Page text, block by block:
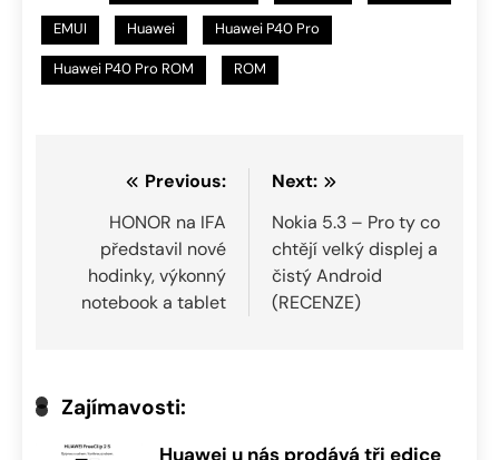
EMUI Huawei Huawei P40 Pro
Huawei P40 Pro ROM ROM
Navigace
příspěvek
Previous:
HONOR na IFA
představil nové
hodinky, výkonný
notebook a tablet
Next:
Nokia 5.3 – Pro ty co
chtějí velký displej a
čistý Android
(RECENZE)
Zajímavosti:
Huawei u nás prodává tři edice